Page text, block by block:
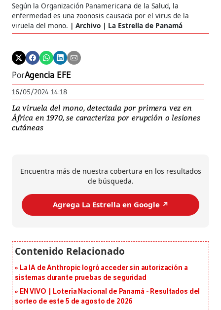
Según la Organización Panamericana de la Salud, la
enfermedad es una zoonosis causada por el virus de la
viruela del mono.
Archivo | La Estrella de Panamá
PorAgencia EFE
16/05/2024 14:18
La viruela del mono, detectada por primera vez en
África en 1970, se caracteriza por erupción o lesiones
cutáneas
Encuentra más de nuestra cobertura en los resultados
de búsqueda.
Agrega La Estrella en Google ↗️
La IA de Anthropic logró acceder sin autorización a
sistemas durante pruebas de seguridad
EN VIVO | Lotería Nacional de Panamá - Resultados del
sorteo de este 5 de agosto de 2026